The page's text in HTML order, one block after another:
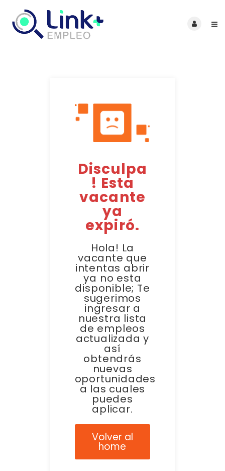
Disculpa
! Esta
vacante
ya
expiró.
Hola! La
vacante que
intentas abrir
ya no esta
disponible; Te
sugerimos
ingresar a
nuestra lista
de empleos
actualizada y
así
obtendrás
nuevas
oportunidades
a las cuales
puedes
aplicar.
Volver al
home